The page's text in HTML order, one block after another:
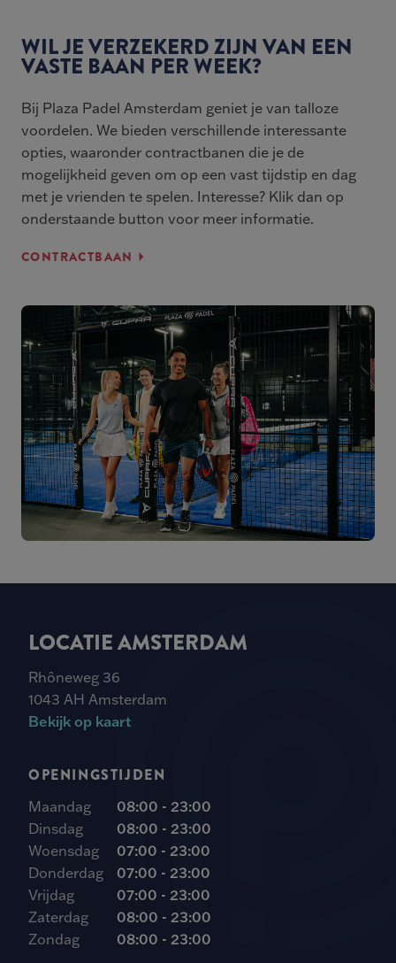
LOCATIE AMSTERDAM
Rhôneweg 36
1043 AH Amsterdam
Bekijk op kaart
OPENINGSTIJDEN
Maandag
08:00 - 23:00
Dinsdag
08:00 - 23:00
Woensdag
07:00 - 23:00
Donderdag
07:00 - 23:00
Vrijdag
07:00 - 23:00
Zaterdag
08:00 - 23:00
Zondag
08:00 - 23:00
WIL JE VERZEKERD ZIJN VAN EEN
VASTE BAAN PER WEEK?
Bij Plaza Padel Amsterdam geniet je van talloze
voordelen. We bieden verschillende interessante
opties, waaronder contractbanen die je de
mogelijkheid geven om op een vast tijdstip en dag
met je vrienden te spelen. Interesse? Klik dan op
onderstaande button voor meer informatie.
CONTRACTBAAN